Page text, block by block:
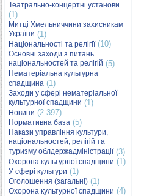
Театрально-концертні установи
(1)
Митці Хмельниччини захисникам
України (1)
Національності та релігії(10)
Основні заходи з питань
національностей та релігій (5)
Нематеріальна культурна
спадщина (1)
Заходи у сфері нематеріальної
культурної спадщини (1)
Новини (2 397)
Нормативна база (5)
Накази управління культури,
національностей, релігій та
туризму облдержадміністрації(3)
Охорона культурної спадщини (1)
У сфері культури (1)
Оголошення (загальні) (1)
Охорона культурної спадщини (4)